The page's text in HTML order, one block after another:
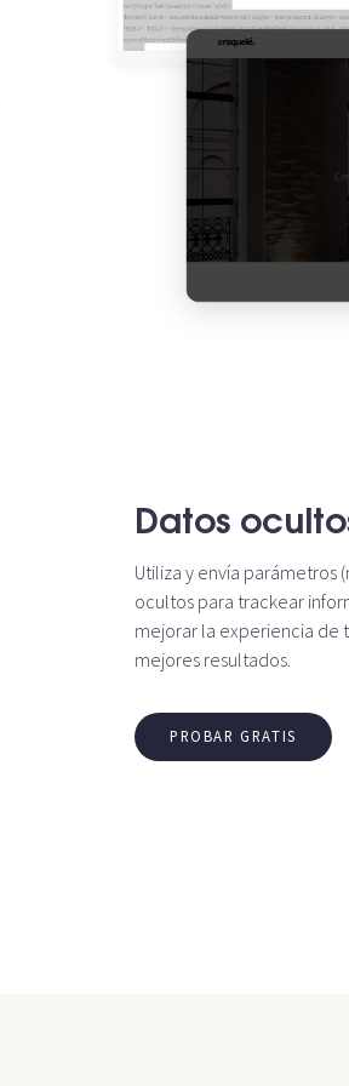
Datos
Utiliza y envía parámetros
ocultos para trackear
mejorar la experiencia de
mejores resultados.
PROBAR GRATIS